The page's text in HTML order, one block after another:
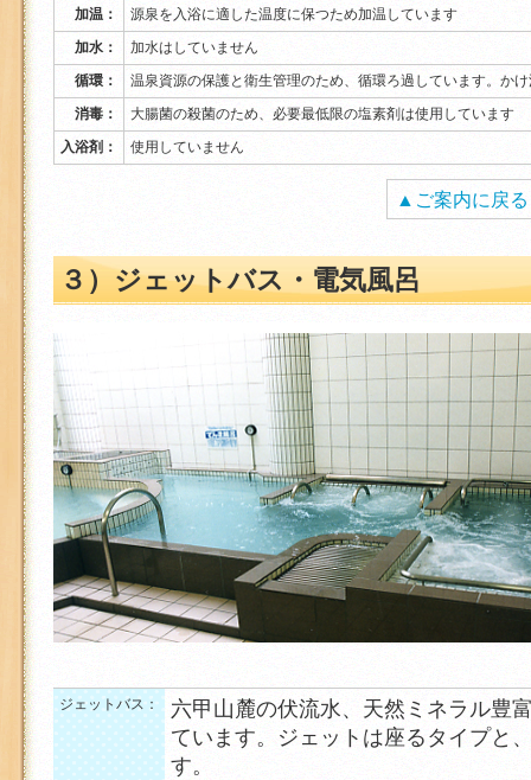
加温：
源泉を入浴に適した温度に保つため加温しています
加水：
加水はしていません
循環：
温泉資源の保護と衛生管理のため、循環ろ過しています。か
消毒：
大腸菌の殺菌のため、必要最低限の塩素剤は使用しています
入浴剤：
使用していません
▲ご案内に戻る
３）ジェットバス・電気風呂
ジェットバス：
六甲山麓の伏流水、天然ミネラル豊
ています。ジェットは座るタイプと
す。